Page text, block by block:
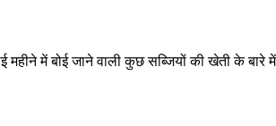
में बोई जाने वाली कुछ सब्जियों की खेती के बारे